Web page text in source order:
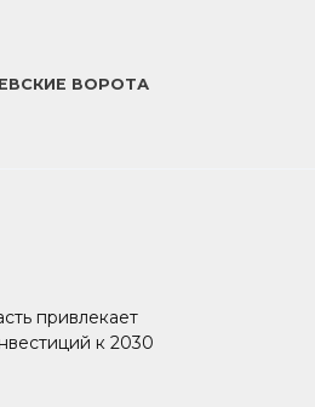
ВОРОТА
привлекает
к 2030